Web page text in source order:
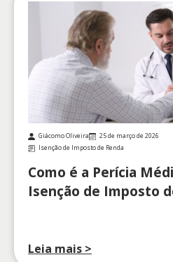
Giácomo Oliveira
25 de março de 2026
Isenção de Imposto de Renda
Como é a Perícia
Isenção de Imposto
Leia mais >